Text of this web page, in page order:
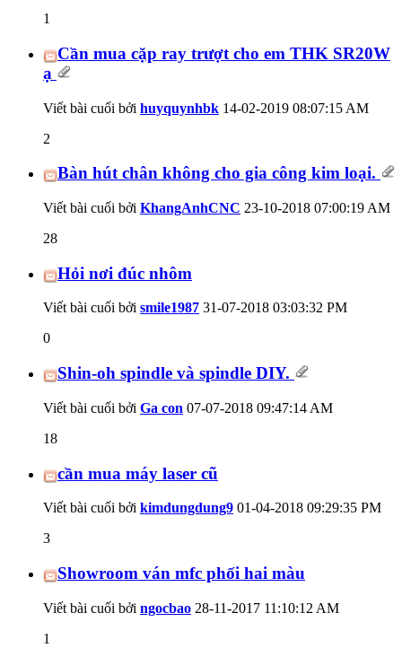
1
Cần mua cặp ray trượt cho em THK SR20W
ạ
Viết bài cuối bởi huyquynhbk 14-02-2019 08:07:15 AM
2
Bàn hút chân không cho gia công kim loại.
Viết bài cuối bởi KhangAnhCNC 23-10-2018 07:00:19 AM
28
Hỏi nơi đúc nhôm
Viết bài cuối bởi smile1987 31-07-2018 03:03:32 PM
0
Shin-oh spindle và spindle DIY.
Viết bài cuối bởi Ga con 07-07-2018 09:47:14 AM
18
cần mua máy laser cũ
Viết bài cuối bởi kimdungdung9 01-04-2018 09:29:35 PM
3
Showroom ván mfc phối hai màu
Viết bài cuối bởi ngocbao 28-11-2017 11:10:12 AM
1